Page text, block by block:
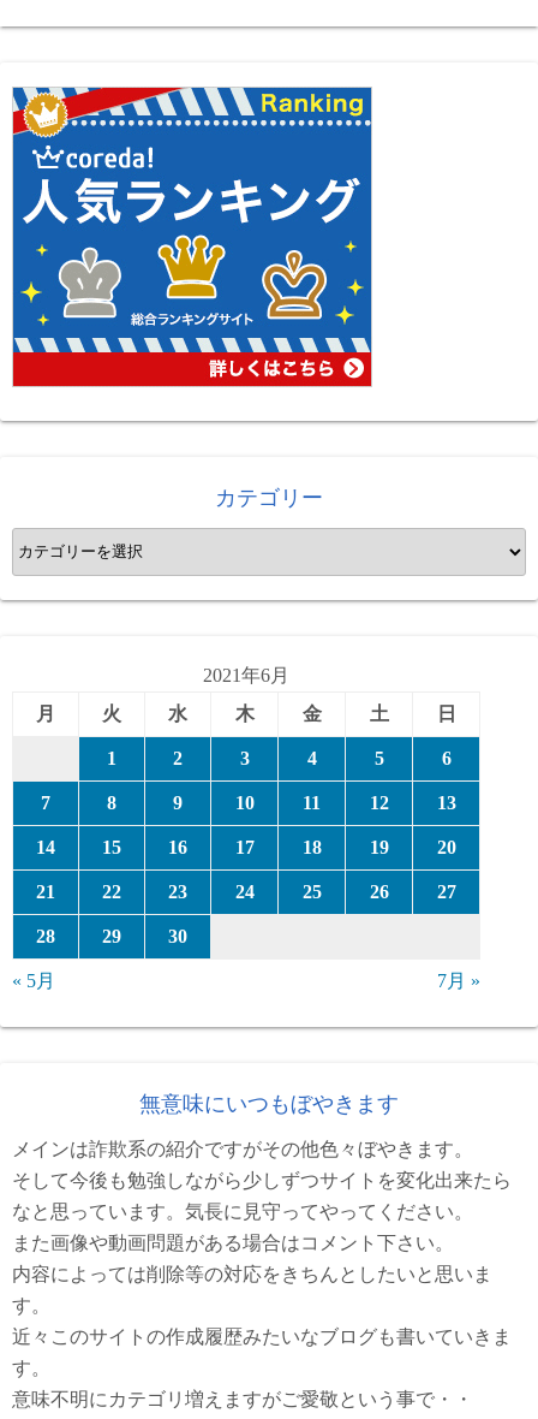
カテゴリー
カ
テ
ゴ
2021年6月
月
火 水 木 金 土 日
1 2 3 4 5 6
7 8 9 10 11 12 13
14 15 16 17 18 19 20
21 22 23 24 25 26 27
28 29 30
« 5月 7月 »
無意味にいつもぼやきます
メインは詐欺系の紹介ですがその他色々ぼやきます。
そして今後も勉強しながら少しずつサイトを変化出来たら
なと思っています。気長に見守ってやってください。
また画像や動画問題がある場合はコメント下さい。
内容によっては削除等の対応をきちんとしたいと思いま
す。
近々このサイトの作成履歴みたいなブログも書いていきま
す。
意味不明にカテゴリ増えますがご愛敬という事で・・